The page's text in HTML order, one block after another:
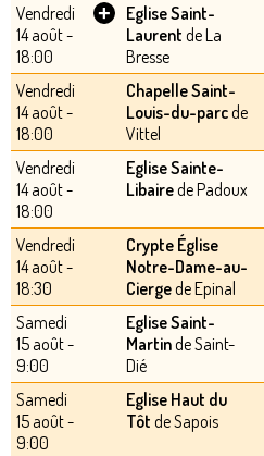
Vendredi
14 août -
18:00
+
Eglise Saint-
Laurent de La
Bresse
Vendredi
14 août -
18:00
Chapelle Saint-
Louis-du-parcde
Vittel
Vendredi
14 août -
18:00
Eglise Sainte-
Libairede Padoux
Vendredi
14 août -
18:30
Crypte Église
Notre-Dame-au-
Ciergede Epinal
Samedi
15 août -
9:00
Eglise Saint-
Martinde Saint-
Dié
Samedi
15 août -
9:00
Eglise Haut du
Tôt de Sapois